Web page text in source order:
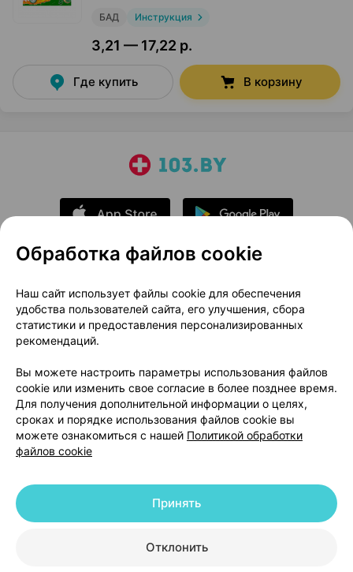
БАД Инструкция
3,21 — 17,22 р.
Где купить В корзину
О проекте
Новости проекта
Размещение рекламы
Медицинский маркетинг
Публичный договор
Доставка
Способы оплаты
Вакансии
Партнеры
Написать руководителю 103.by
Написать в поддержку
Персональные настройки Cookie
© 2026 ООО «Артокс Лаб», УНП 191700409 | 220012, Республика Беларусь,
+375 291212755
Обработка файлов cookie
Наш сайт использует файлы cookie для обеспечения
удобства пользователей сайта, его улучшения, сбора
статистики и предоставления персонализированных
рекомендаций.
Вы можете настроить параметры использования файлов
cookie или изменить свое согласие в более позднее время.
Для получения дополнительной информации о целях,
сроках и порядке использования файлов cookie вы
можете ознакомиться с нашей Политикой обработки
файлов cookie
Отклонить
Принять